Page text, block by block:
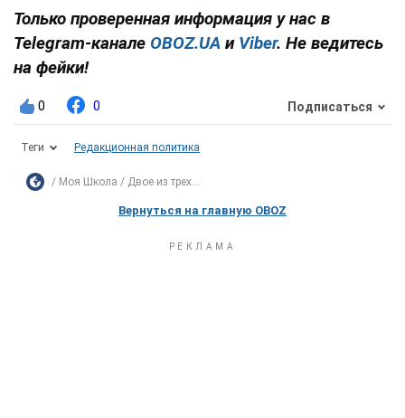
Только проверенная информация у нас в
Telegram-канале OBOZ.UA и Viber. Не ведитесь
на фейки!
0 0 Подписаться
Теги Редакционная политика
Моя Школа Двое из трех...
Вернуться на главную OBOZ